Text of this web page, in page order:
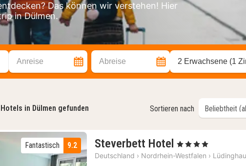
Das können wir verstehen! Hier
in Dülmen.
Anreise Abreise 2 Erwachsene (1
in Dülmen gefunden Sortieren nach
9.2
Fantastisch Steverbett Hotel 1
Nacht
, 4 Sterne
Deutschland › Nordrhein-Westfalen ›